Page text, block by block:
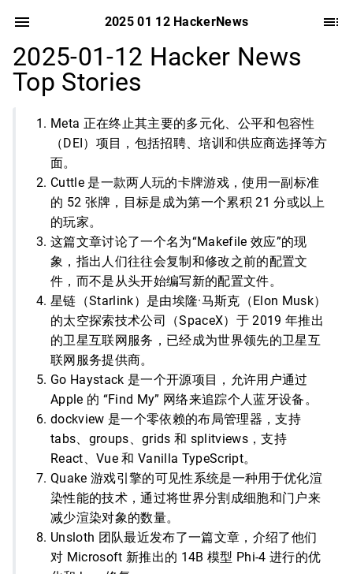
2025 01 12 HackerNews
2025-01-12 Hacker News
Top Stories
Meta 正在终止其主要的多元化、公平和包容性
（DEI）项目，包括招聘、培训和供应商选择等方
面。
Cuttle 是一款两人玩的卡牌游戏，使用一副标准
的 52 张牌，目标是成为第一个累积 21 分或以上
的玩家。
这篇文章讨论了一个名为“Makefile 效应”的现
象，指出人们往往会复制和修改之前的配置文
件，而不是从头开始编写新的配置文件。
星链（Starlink）是由埃隆·马斯克（Elon Musk）
的太空探索技术公司（SpaceX）于 2019 年推出
的卫星互联网服务，已经成为世界领先的卫星互
联网服务提供商。
Go Haystack 是一个开源项目，允许用户通过
Apple 的 “Find My” 网络来追踪个人蓝牙设备。
dockview 是一个零依赖的布局管理器，支持
tabs、groups、grids 和 splitviews，支持
React、Vue 和 Vanilla TypeScript。
Quake 游戏引擎的可见性系统是一种用于优化渲
染性能的技术，通过将世界分割成细胞和门户来
减少渲染对象的数量。
Unsloth 团队最近发布了一篇文章，介绍了他们
对 Microsoft 新推出的 14B 模型 Phi-4 进行的优